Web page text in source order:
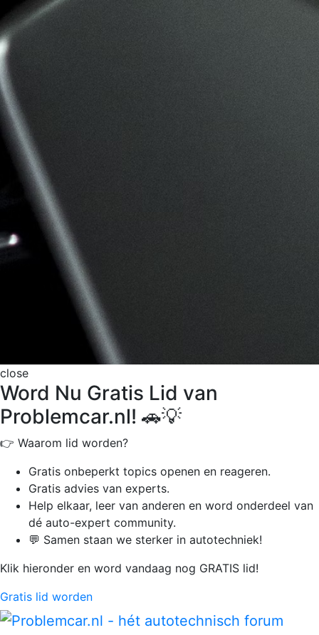
close
Word Nu Gratis Lid van
Problemcar.nl! 🚗💡
👉 Waarom lid worden?
Gratis onbeperkt topics openen en reageren.
Gratis advies van experts.
Help elkaar, leer van anderen en word onderdeel van
dé auto-expert community.
💬 Samen staan we sterker in autotechniek!
Klik hieronder en word vandaag nog GRATIS lid!
Gratis lid worden